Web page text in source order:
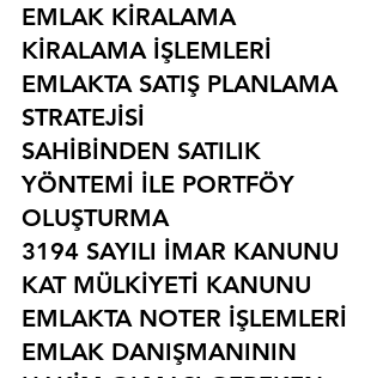
EMLAK KİRALAMA
KİRALAMA İŞLEMLERİ
EMLAKTA SATIŞ PLANLAMA
STRATEJİSİ
SAHİBİNDEN SATILIK
YÖNTEMİ İLE PORTFÖY
OLUŞTURMA
3194 SAYILI İMAR KANUNU
KAT MÜLKİYETİ KANUNU
EMLAKTA NOTER İŞLEMLERİ
EMLAK DANIŞMANININ